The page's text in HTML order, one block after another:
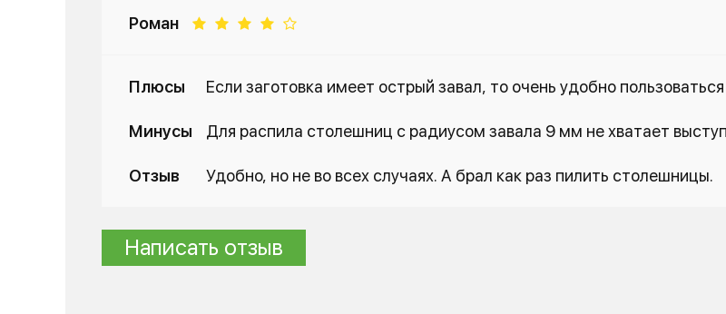
Роман
Плюсы Если заготовка имеет острый завал, то очень удобно пользоваться
Минусы Для распила столешниц с радиусом завала 9 мм не хватает
Отзыв Удобно, но не во всех случаях. А брал как раз пилить столешницы.
Написать отзыв